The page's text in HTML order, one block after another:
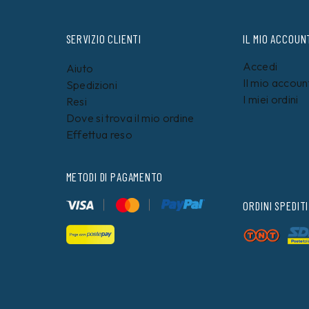
SERVIZIO CLIENTI
Aiuto
Spedizioni
Resi
Dove si trova il mio ordine
Effettua reso
METODI DI PAGAMENTO
IL MIO
Accedi
Il mio
I miei ordini
ORDINI